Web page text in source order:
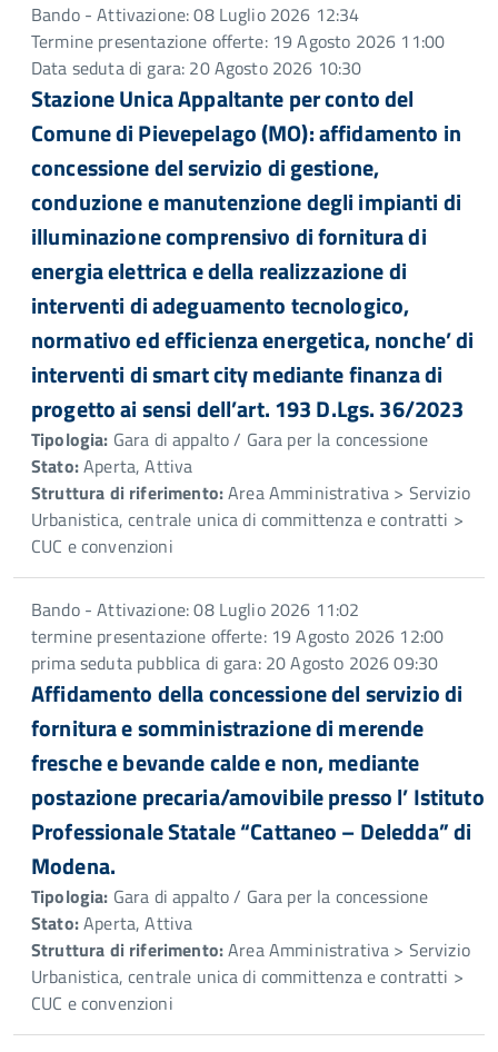
Bando - Attivazione: 08 Luglio 2026 12:34
Termine presentazione offerte: 19 Agosto 2026 11:00
Data seduta di gara: 20 Agosto 2026 10:30
Stazione Unica Appaltante per conto del
Comune di Pievepelago (MO): affidamento in
concessione del servizio di gestione,
conduzione e manutenzione degli impianti di
illuminazione comprensivo di fornitura di
energia elettrica e della realizzazione di
interventi di adeguamento tecnologico,
normativo ed efficienza energetica, nonche’ di
interventi di smart city mediante finanza di
progetto ai sensi dell’art. 193 D.Lgs. 36/2023
Tipologia: Gara di appalto / Gara per la concessione
Stato:Aperta, Attiva
Struttura di riferimento:Area Amministrativa > Servizio
Urbanistica, centrale unica di committenza e contratti >
CUC e convenzioni
Bando - Attivazione: 08 Luglio 2026 11:02
termine presentazione offerte: 19 Agosto 2026 12:00
prima seduta pubblica di gara: 20 Agosto 2026 09:30
Affidamento della concessione del servizio di
fornitura e somministrazione di merende
fresche e bevande calde e non, mediante
postazione precaria/amovibile presso l’ Istituto
Professionale Statale “Cattaneo – Deledda” di
Modena.
Tipologia: Gara di appalto / Gara per la concessione
Stato:Aperta, Attiva
Struttura di riferimento:Area Amministrativa > Servizio
Urbanistica, centrale unica di committenza e contratti >
CUC e convenzioni